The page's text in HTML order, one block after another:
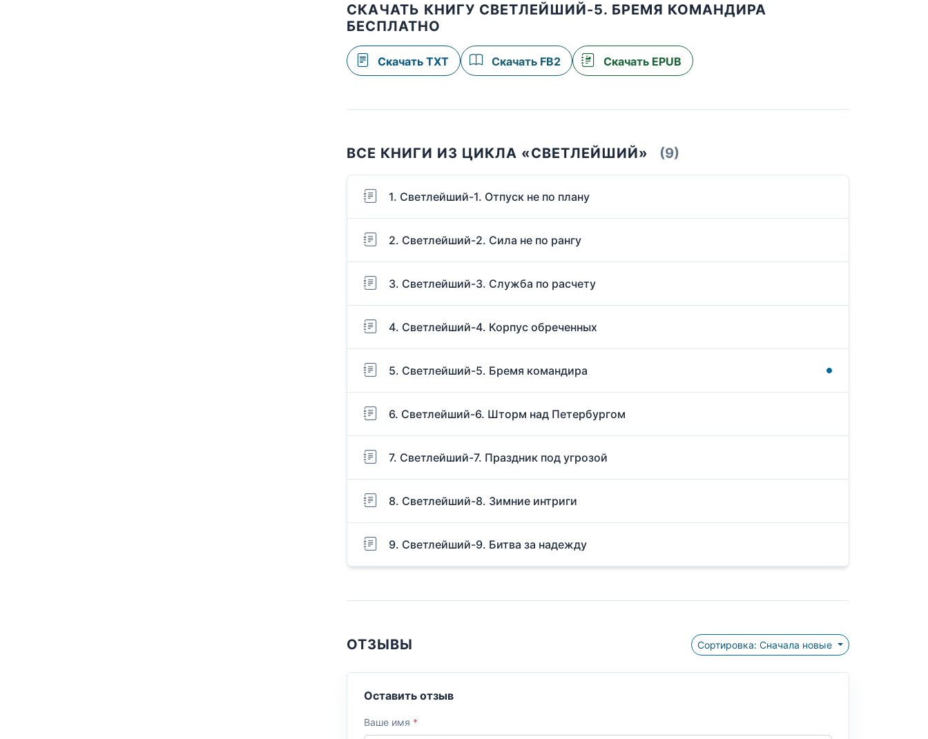
СКАЧАТЬ КНИГУ СВЕТЛЕЙШИЙ-5. БРЕМЯ КОМАНДИРА
БЕСПЛАТНО
Скачать TXT Скачать FB2 Скачать EPUB
ВСЕ КНИГИ ИЗ ЦИКЛА «СВЕТЛЕЙШИЙ» (9)
1. Светлейший-1. Отпуск не по плану
2. Светлейший-2. Сила не по рангу
3. Светлейший-3. Служба по расчету
4. Светлейший-4. Корпус обреченных
5. Светлейший-5. Бремя командира
6. Светлейший-6. Шторм над Петербургом
7. Светлейший-7. Праздник под угрозой
8. Светлейший-8. Зимние интриги
9. Светлейший-9. Битва за надежду
ОТЗЫВЫ Сортировка: Сначала новые
Оставить отзыв
Ваше имя *